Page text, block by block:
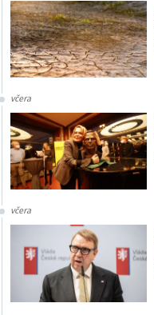
včera
včera